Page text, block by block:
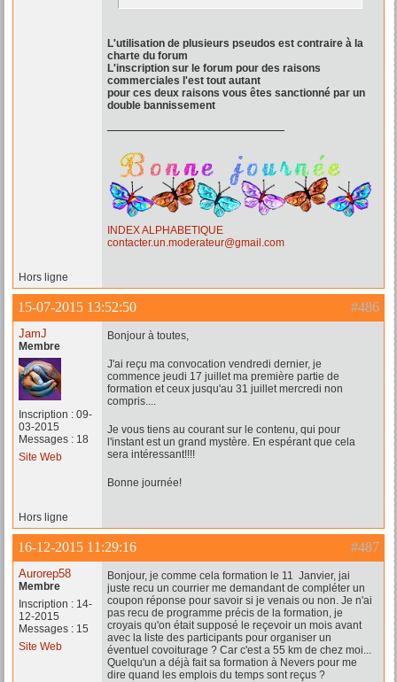
L'utilisation de plusieurs pseudos est contraire à la
charte du forum
L'inscription sur le forum pour des raisons
commerciales l'est tout autant
pour ces deux raisons vous êtes sanctionné par un
double bannissement
INDEX ALPHABETIQUE
contacter.un.moderateur@gmail.com
Hors ligne
#486
15-07-2015 13:52:50
JamJ
Membre
Inscription : 09-
03-2015
Messages : 18
Site Web
Bonjour à toutes,
J'ai reçu ma convocation vendredi dernier, je
commence jeudi 17 juillet ma première partie de
formation et ceux jusqu'au 31 juillet mercredi non
compris....
Je vous tiens au courant sur le contenu, qui pour
l'instant est un grand mystère. En espérant que cela
sera intéressant!!!!
Bonne journée!
Hors ligne
#487
16-12-2015 11:29:16
Aurorep58
Membre
Inscription : 14-
12-2015
Messages : 15
Site Web
Bonjour, je comme cela formation le 11 Janvier, jai
juste recu un courrier me demandant de compléter un
coupon réponse pour savoir si je venais ou non. Je n'ai
pas recu de programme précis de la formation, je
croyais qu'on était supposé le reçevoir un mois avant
avec la liste des participants pour organiser un
éventuel covoiturage ? Car c'est a 55 km de chez moi...
Quelqu'un a déjà fait sa formation à Nevers pour me
dire quand les emplois du temps sont reçus ?